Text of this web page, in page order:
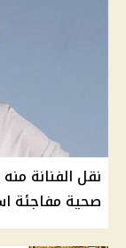
نقل الفنانة
صحية مفاجئة